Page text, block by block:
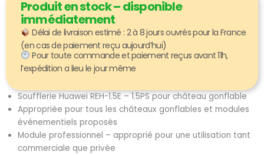
Produit en stock – disponible
immédiatement
Délai de livraison estimé : 2 à 8 jours ouvrés pour la France
(en cas de paiement reçu aujourd’hui)
Pour toute commande et paiement reçus avant 11h,
l’expédition a lieu le jour même
Soufflerie Huawei REH-1.5E – 1.5PS pour château gonflable
Appropriée pour tous les châteaux gonflables et modules
évènementiels proposés
Module professionnel – approprié pour une utilisation tant
commerciale que privée